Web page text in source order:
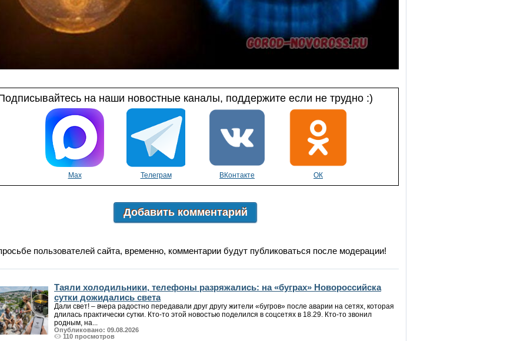
на наши новостные каналы, поддержите если не трудно :)
Max Телеграм ВКонтакте ОК
Добавить комментарий
пользователей сайта, временно, комментарии будут публиковаться после модерации!
Таяли холодильники, телефоны разряжались: на «буграх» Новороссийска
сутки дожидались света
Дали свет! – вчера радостно передавали друг другу жители «бугров» после аварии на сетях, которая
длилась практически сутки. Кто-то этой новостью поделился в соцсетях в 18.29. Кто-то звонил
родным, на...
Опубликовано: 09.08.2026
110 просмотров